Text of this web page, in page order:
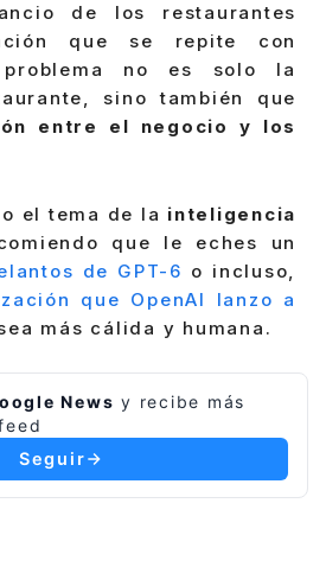
de los restaurantes
que se repite con
no es solo la
sino también que
entre el negocio y los
el tema de la inteligencia
que le eches un
de GPT-6 o incluso,
que OpenAI lanzo a
más cálida y humana.
News y recibe más
Seguir